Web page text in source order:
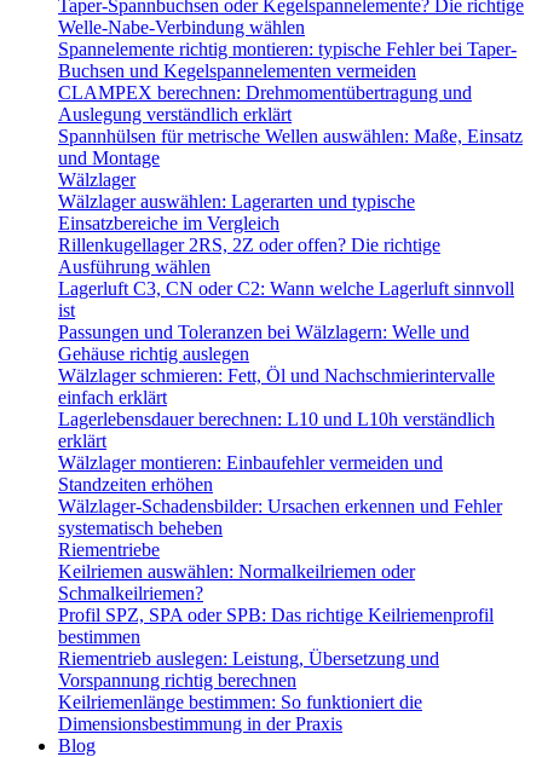
Taper-Spannbuchsen oder Kegelspannelemente? Die richtige
Welle-Nabe-Verbindung wählen
Spannelemente richtig montieren: typische Fehler bei Taper-
Buchsen und Kegelspannelementen vermeiden
CLAMPEX berechnen: Drehmomentübertragung und
Auslegung verständlich erklärt
Spannhülsen für metrische Wellen auswählen: Maße, Einsatz
und Montage
Wälzlager
Wälzlager auswählen: Lagerarten und typische
Einsatzbereiche im Vergleich
Rillenkugellager 2RS, 2Z oder offen? Die richtige
Ausführung wählen
Lagerluft C3, CN oder C2: Wann welche Lagerluft sinnvoll
ist
Passungen und Toleranzen bei Wälzlagern: Welle und
Gehäuse richtig auslegen
Wälzlager schmieren: Fett, Öl und Nachschmierintervalle
einfach erklärt
Lagerlebensdauer berechnen: L10 und L10h verständlich
erklärt
Wälzlager montieren: Einbaufehler vermeiden und
Standzeiten erhöhen
Wälzlager-Schadensbilder: Ursachen erkennen und Fehler
systematisch beheben
Riementriebe
Keilriemen auswählen: Normalkeilriemen oder
Schmalkeilriemen?
Profil SPZ, SPA oder SPB: Das richtige Keilriemenprofil
bestimmen
Riementrieb auslegen: Leistung, Übersetzung und
Vorspannung richtig berechnen
Keilriemenlänge bestimmen: So funktioniert die
Dimensionsbestimmung in der Praxis
Blog